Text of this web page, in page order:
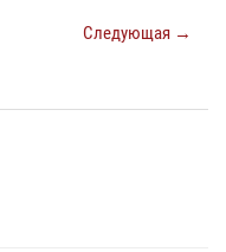
Следующая →